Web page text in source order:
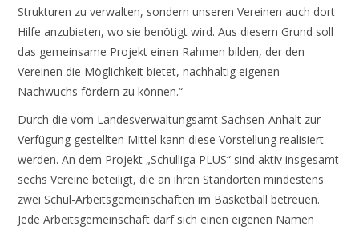
Strukturen zu verwalten, sondern unseren Vereinen auch dort
Hilfe anzubieten, wo sie benötigt wird. Aus diesem Grund soll
das gemeinsame Projekt einen Rahmen bilden, der den
Vereinen die Möglichkeit bietet, nachhaltig eigenen
Nachwuchs fördern zu können.“
Durch die vom Landesverwaltungsamt Sachsen-Anhalt zur
Verfügung gestellten Mittel kann diese Vorstellung realisiert
werden. An dem Projekt „Schulliga PLUS“ sind aktiv insgesamt
sechs Vereine beteiligt, die an ihren Standorten mindestens
zwei Schul-Arbeitsgemeinschaften im Basketball betreuen.
Jede Arbeitsgemeinschaft darf sich einen eigenen Namen